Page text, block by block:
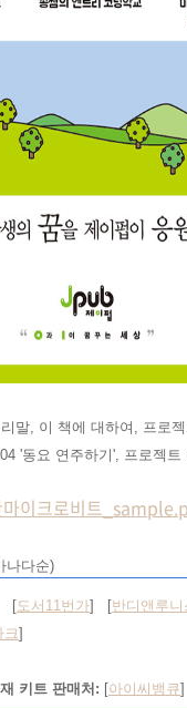
말, 이 책에 대하여, 프로
'동요 연주하기', 프로젝트
마이크로비트
나다순)
[도서11번가] [반디앤루니
크]
키트 판매처 : [아이씨뱅큐]